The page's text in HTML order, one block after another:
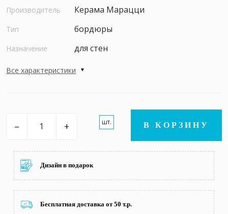
Производитель Керама Марацци
Тип бордюры
Назначение для стен
Все характеристики
– + шт. В КОРЗИНУ
Дизайн в подарок
Бесплатная доставка от 50 т.р.